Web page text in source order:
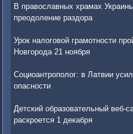
В православных храмах
преодоление раздора
Урок налоговой грамотности
Новгорода 21 ноября
Социоантрополог: в Латвии
опасности
Детский образовательный веб-
раскроется 1 декабря